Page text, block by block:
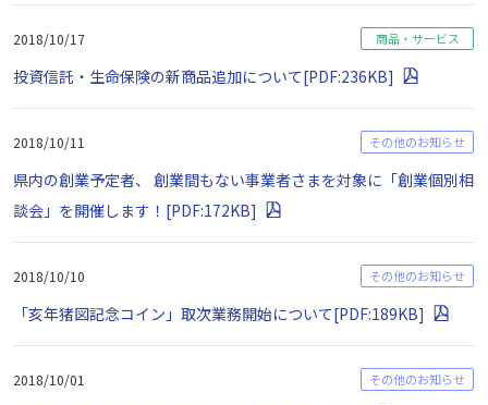
2018/10/17 商品・サービス
投資信託・生命保険の新商品追加について[PDF:236KB]
2018/10/11 その他のお知らせ
県内の創業予定者、 創業間もない事業者さまを対象に「創業個別相
談会」を開催します！[PDF:172KB]
2018/10/10 その他のお知らせ
「亥年猪図記念コイン」取次業務開始について[PDF:189KB]
2018/10/01 その他のお知らせ